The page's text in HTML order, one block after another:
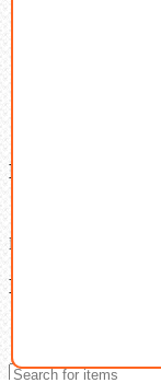
Латунный
Ваша корзина
В корзине нет
Поиск